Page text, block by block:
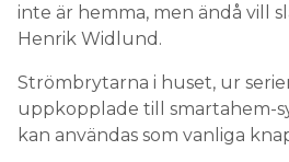
inte är hemma, men ändå vill
Henrik Widlund.
Strömbrytarna i huset, ur
uppkopplade till smartahem-
kan användas som vanliga